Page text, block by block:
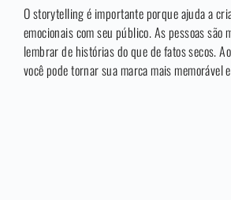
O storytelling é importante porque ajuda a
emocionais com seu público. As pessoas são
lembrar de histórias do que de fatos secos.
você pode tornar sua marca mais memorável